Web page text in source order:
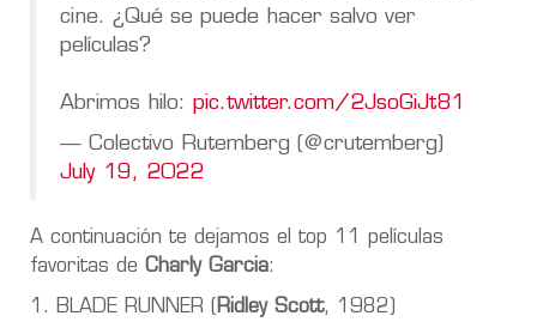
cine. ¿Qué se puede hacer salvo ver
películas?
Abrimos hilo: pic.twitter.com/2JsoGiJt81
— Colectivo Rutemberg (@crutemberg)
July 19, 2022
A continuación te dejamos el top 11 películas
favoritas de Charly Garcia:
1. BLADE RUNNER ( Ridley Scott, 1982)